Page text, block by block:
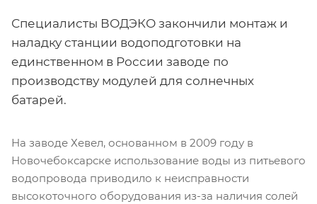
Специалисты ВОДЭКО закончили монтаж и
наладку станции водоподготовки на
единственном в России заводе по
производству модулей для солнечных
батарей.
На заводе Хевел, основанном в 2009 году в
Новочебоксарске использование воды из питьевого
водопровода приводило к неисправности
высокоточного оборудования из-за наличия солей